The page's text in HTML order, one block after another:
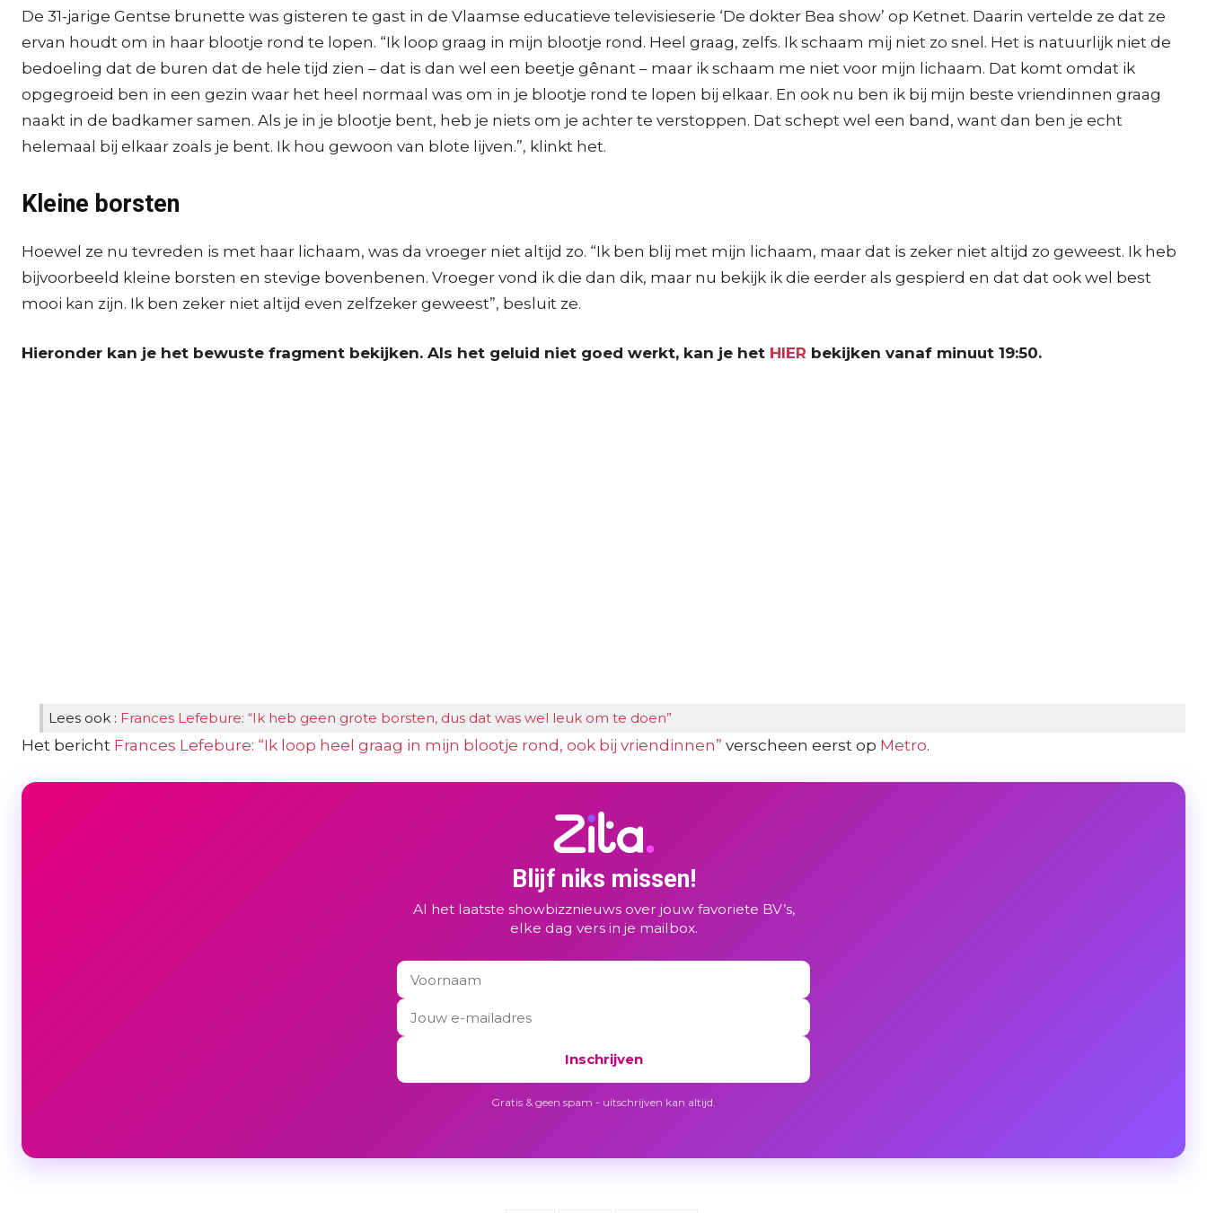
De 31-jarige Gentse brunette was gisteren te gast in de Vlaamse educatieve televisieserie ‘De dokter Bea show’ op Ketnet. Daarin vertelde ze dat ze
ervan houdt om in haar blootje rond te lopen. “Ik loop graag in mijn blootje rond. Heel graag, zelfs. Ik schaam mij niet zo snel. Het is natuurlijk niet de
bedoeling dat de buren dat de hele tijd zien – dat is dan wel een beetje gênant – maar ik schaam me niet voor mijn lichaam. Dat komt omdat ik
opgegroeid ben in een gezin waar het heel normaal was om in je blootje rond te lopen bij elkaar. En ook nu ben ik bij mijn beste vriendinnen graag
naakt in de badkamer samen. Als je in je blootje bent, heb je niets om je achter te verstoppen. Dat schept wel een band, want dan ben je echt
helemaal bij elkaar zoals je bent. Ik hou gewoon van blote lijven.”, klinkt het.
Kleine borsten
Hoewel ze nu tevreden is met haar lichaam, was da vroeger niet altijd zo. “Ik ben blij met mijn lichaam, maar dat is zeker niet altijd zo geweest. Ik heb
bijvoorbeeld kleine borsten en stevige bovenbenen. Vroeger vond ik die dan dik, maar nu bekijk ik die eerder als gespierd en dat dat ook wel best
mooi kan zijn. Ik ben zeker niet altijd even zelfzeker geweest”, besluit ze.
Hieronder kan je het bewuste fragment bekijken. Als het geluid niet goed werkt, kan je het HIER bekijken vanaf minuut 19:50.
Lees ook : Frances Lefebure: “Ik heb geen grote borsten, dus dat was wel leuk om te doen”
Het bericht Frances Lefebure: “Ik loop heel graag in mijn blootje rond, ook bij vriendinnen” verscheen eerst op Metro.
Blijf niks missen!
Al het laatste showbizznieuws over jouw favoriete BV’s,
elke dag vers in je mailbox.
Inschrijven
Gratis & geen spam - uitschrijven kan altijd.